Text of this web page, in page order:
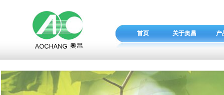
首页 关于奥昌 产